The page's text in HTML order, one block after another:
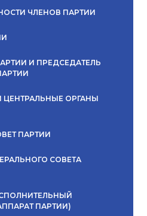
ЧЛЕНОВ ПАРТИИ
И ПРЕДСЕДАТЕЛЬ
ОРГАНЫ
ПАРТИИ
СОВЕТА
ПАРТИИ)